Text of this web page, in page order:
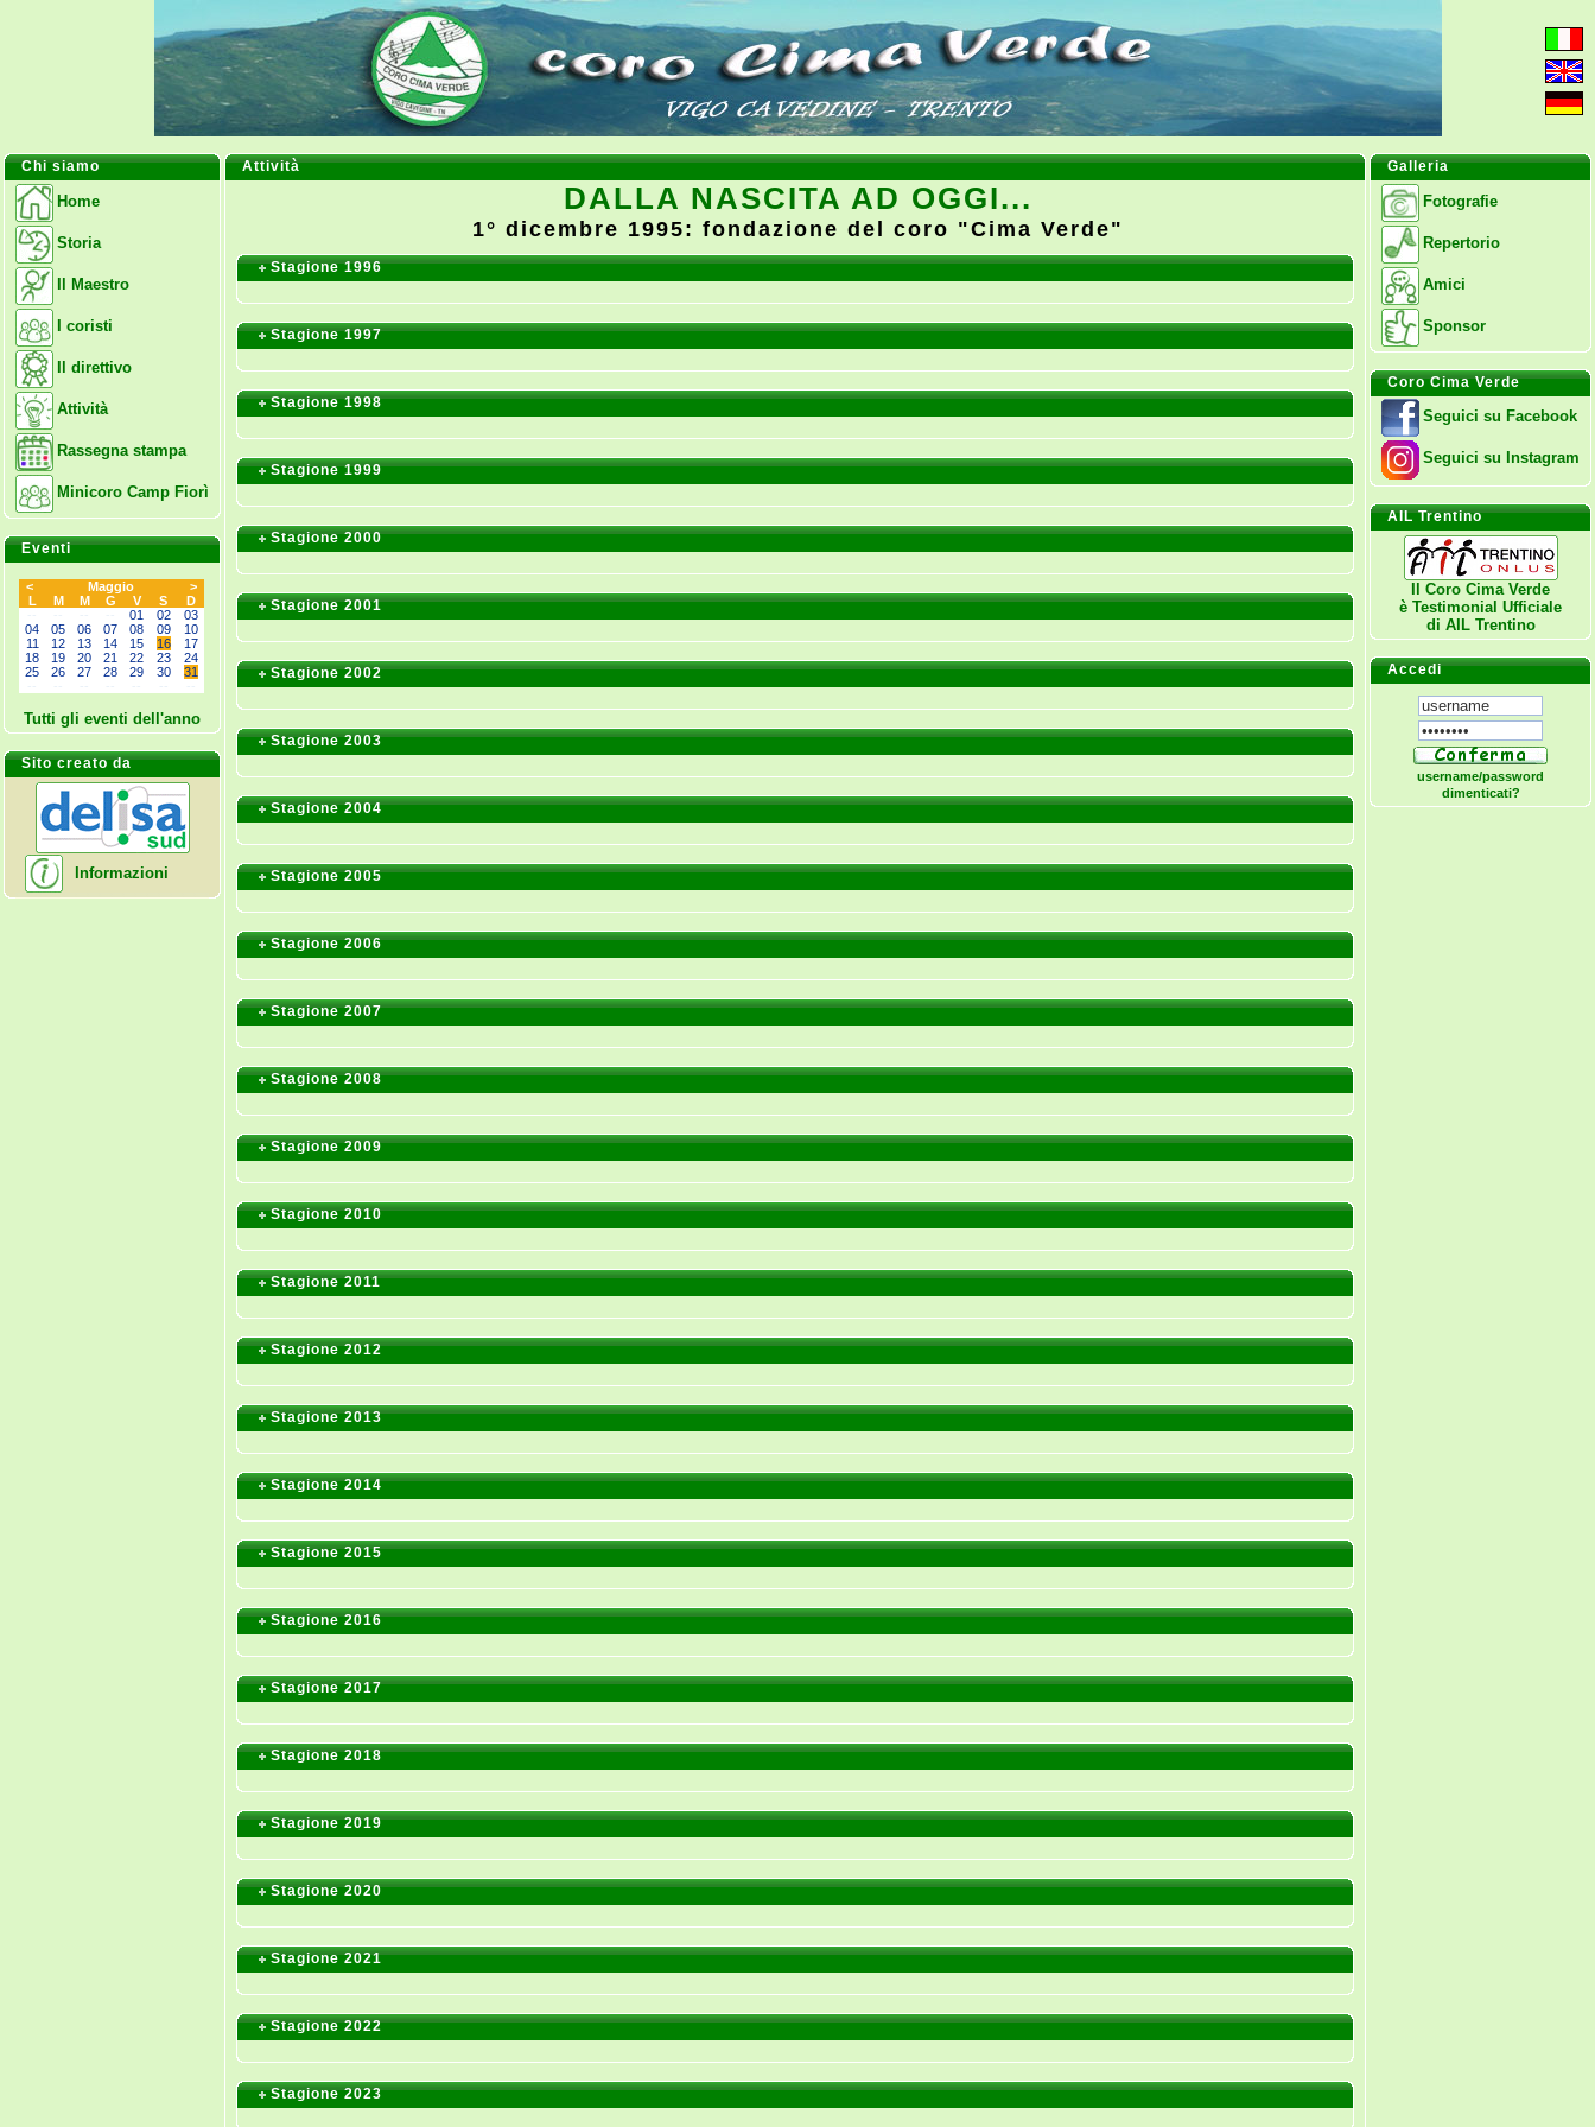
Chi siamo
Home
Storia
Il Maestro
I coristi
Il direttivo
Attività
Rassegna stampa
Minicoro Camp Fiorì
Eventi
< Maggio
>
L
M M G V S
D
01 02
03
04
05 06 07 08 09
10
11
12 13 14 15 16
17
18
19 20 21 22 23
24
25
26 27 28 29 30
31
Tutti gli eventi dell'anno
Sito creato da
Informazioni
Attività
DALLA NASCITA AD OGGI...
1° dicembre 1995: fondazione del coro "Cima Verde"
Stagione 1996
Stagione 1997
Stagione 1998
Stagione 1999
Stagione 2000
Stagione 2001
Stagione 2002
Stagione 2003
Stagione 2004
Stagione 2005
Stagione 2006
Stagione 2007
Stagione 2008
Stagione 2009
Stagione 2010
Stagione 2011
Stagione 2012
Stagione 2013
Stagione 2014
Stagione 2015
Stagione 2016
Stagione 2017
Stagione 2018
Stagione 2019
Stagione 2020
Stagione 2021
Stagione 2022
Stagione 2023
Galleria
Fotografie
Repertorio
Amici
Sponsor
Coro Cima Verde
Seguici su Facebook
Seguici su Instagram
AIL Trentino
Il Coro Cima Verde
è Testimonial Ufficiale
di AIL Trentino
Accedi
username/password
dimenticati?